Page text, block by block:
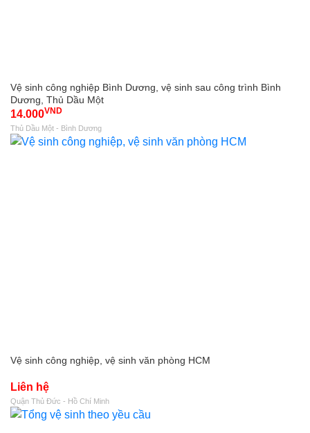
Vệ sinh công nghiệp Bình Dương, vệ sinh sau công trình Bình
Dương, Thủ Dầu Một
14.000VND
Thủ Dầu Một - Bình Dương
Vệ sinh công nghiệp, vệ sinh văn phòng HCM
Liên hệ
Quận Thủ Đức - Hồ Chí Minh